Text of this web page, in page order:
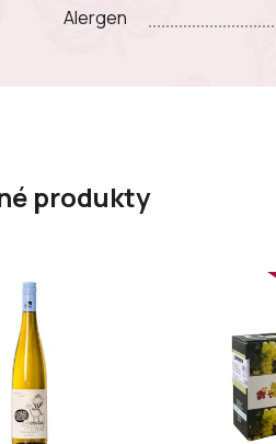
Alergen
produkty